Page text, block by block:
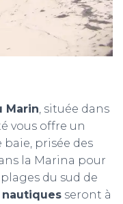
Marin , située dans
vous offre un
prisée des
la Marina pour
du sud de
seront à